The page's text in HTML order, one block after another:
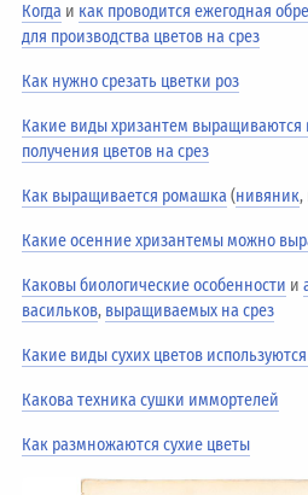
Когда и как проводится ежегодная
для производства цветов на срез
Как нужно срезать цветки роз
Какие виды хризантем выращиваются
получения цветов на срез
Как выращивается ромашка(нивяник,
Какие осенние хризантемы можно
Каковы биологические особенности и
васильков, выращиваемых на срез
Какие виды сухих цветов
Какова техника сушки иммортелей
Как размножаются сухие цветы